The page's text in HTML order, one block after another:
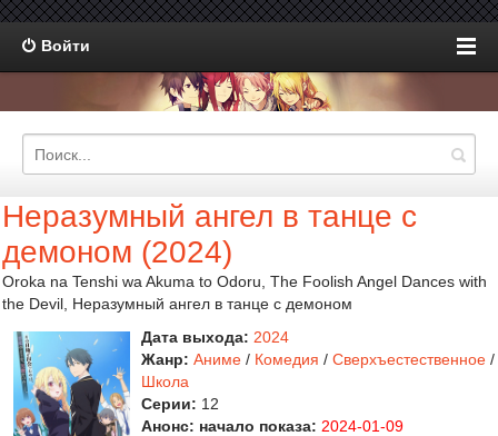
Войти
Неразумный ангел в танце с
демоном (2024)
Oroka na Tenshi wa Akuma to Odoru, The Foolish Angel Dances with
the Devil, Неразумный ангел в танце с демоном
Дата выхода: 2024
Жанр: Аниме / Комедия / Сверхъестественное /
Школа
Серии: 12
Анонс: начало показа: 2024-01-09